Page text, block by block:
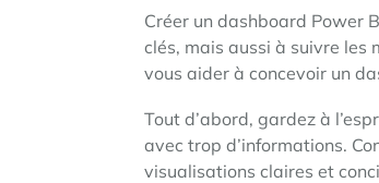
Créer un dashboard Power
clés, mais aussi à suivre les
vous aider à concevoir un
Tout d’abord, gardez à
avec trop d’informations.
visualisations claires et